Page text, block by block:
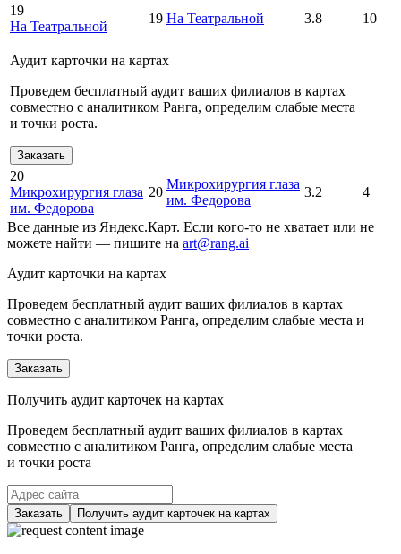
19
На Театральной
19 На Театральной 3.8 10
Аудит карточки на картах
Проведем бесплатный аудит ваших филиалов в картах
совместно с аналитиком Ранга, определим слабые места
и точки роста.
Заказать
20
Микрохирургия глаза
им. Федорова
20
Микрохирургия глаза
им. Федорова
3.2 4
Все данные из Яндекс.Карт. Если кого-то не хватает или не
можете найти — пишите на art@rang.ai
Аудит карточки на картах
Проведем бесплатный аудит ваших филиалов в картах
совместно с аналитиком Ранга, определим слабые места и
точки роста.
Заказать
Получить аудит карточек на картах
Проведем бесплатный аудит ваших филиалов в картах
совместно с аналитиком Ранга, определим слабые места
и точки роста
Заказать Получить аудит карточек на картах